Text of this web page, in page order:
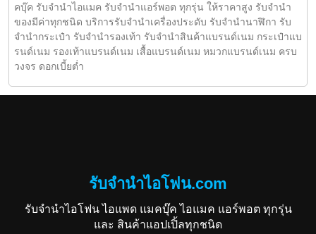
คบุ๊ค รับจำนำไอแมค รับจำนำแอร์พอต ทุกรุ่น ให้ราคาสูง รับจำนำ
ของมีค่าทุกชนิด บริการรับจำนำเครื่องประดับ รับจำนำนาฬิกา รับ
จำนำกระเป๋า รับจำนำรองเท้า รับจำนำสินค้าแบรนด์เนม กระเป๋าแบ
รนด์เนม รองเท้าแบรนด์เนม เสื้อแบรนด์เนม หมวกแบรนด์เนม ครบ
วงจร ดอกเบี้ยต่ำ
รับจำนำไอโฟน.com
รับจำนำไอโฟน ไอแพด แมคบุ๊ค ไอแมค แอร์พอต ทุกรุ่น
และ สินค้าแอปเปิ้ลทุกชนิด